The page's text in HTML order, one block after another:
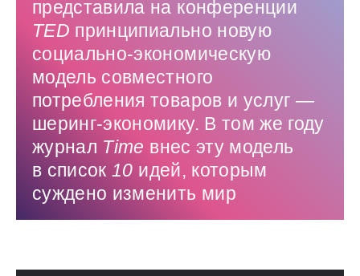
представила на конференции
TED принципиально новую
социально-экономическую
модель совместного
потребления товаров и услуг — ​
шеринг-экономику. В том же году
журнал Time внес эту модель
в список 10 идей, которым
суждено изменить мир